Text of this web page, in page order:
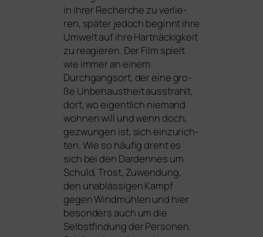
in ihrer Recherche zu ver­lie­
ren, spä­ter jedoch beginnt ihre
Umwelt auf ihre Hartnäckigkeit
zu reagie­ren. Der Film spielt
wie immer an einem
Durchgangsort, der eine gro­
ße Unbehaustheit aus­strahlt,
dort, wo eigent­lich nie­mand
woh­nen will und wenn doch,
gezwun­gen ist, sich ein­zu­rich­
ten. Wie so häu­fig dreht es
sich bei den Dardennes um
Schuld, Trost, Zuwendung,
den unab­läs­si­gen Kampf
gegen Windmühlen und hier
beson­ders auch um die
Selbstfindung der Personen.